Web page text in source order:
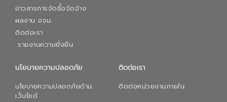
ข่าวสารการจัดซื้อจัดจ้าง
ผลงาน อจน.
ติดต่อเรา
รายงานความยั่งยืน
นโยบายความปลอดภัย
นโยบายความปลอดภัยด้าน
เว็บไซต์
ติดต่อเรา
ติดต่อหน่วยงานภายใน